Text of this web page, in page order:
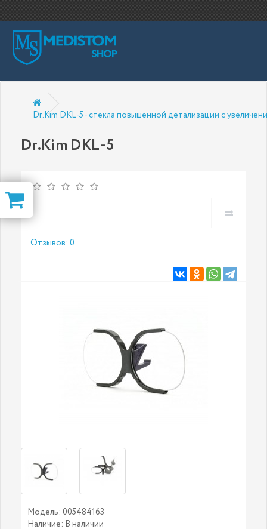
1
Dr.Kim DKL-5 - стекла повышенной детализации с
Dr.Kim DKL-5
Отзывов: 0
Модель: 005484163
Наличие: В наличии